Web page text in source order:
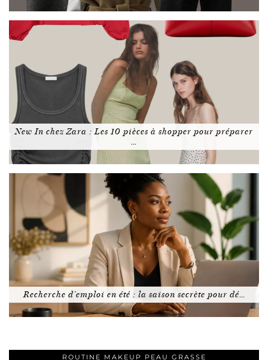
New In chez Zara : Les 10 pièces à shopper pour préparer
…
Recherche d’emploi en été : la saison secrète pour dé…
ROUTINE MAKEUP PEAU GRASSE